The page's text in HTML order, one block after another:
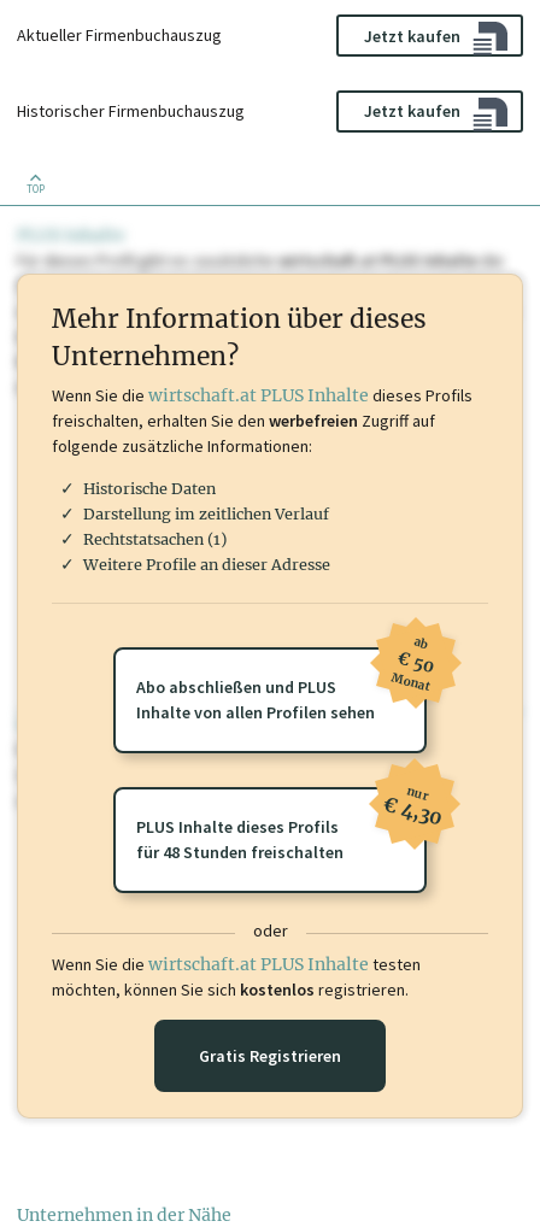
Aktueller Firmenbuchauszug Jetzt kaufen
Historischer Firmenbuchauszug Jetzt kaufen
TOP
PLUS Inhalte
Für dieses Profil gibt es zusätzlichewirtschaft.at PLUS Inhaltedie
Sie momentan nicht einsehen können. Schalten Sie dieses Profil frei
oder loggen Sie sich ein um diese Inhalte zu sehen. wirtschaft.at PLUS
Marken, Patente, Rechtstatsachen, OTS-Aussendungen, und viele
mehr.
wirtschaft.at PLUS
Für dieses Profil gibt es zusätzlichewirtschaft.at PLUS Inhalte
Sie momentan nicht einsehen können. Schalten Sie dieses Profil frei
oder loggen Sie sich ein um diese Inhalte zu sehen.
Mehr Information über dieses
Unternehmen?
Wenn Sie die wirtschaft.at PLUS Inhalte dieses Profils
freischalten, erhalten Sie den werbefreien Zugriff auf
folgende zusätzliche Informationen:
Historische Daten
Darstellung im zeitlichen Verlauf
Rechtstatsachen (1)
Weitere Profile an dieser Adresse
Abo abschließen und PLUS
Inhalte von allen Profilen sehen
ab
€ 50
Monat
PLUS Inhalte dieses Profils
für 48 Stunden freischalten
nur
€ 4,30
oder
Wenn Sie die wirtschaft.at PLUS Inhalte testen
möchten, können Sie sich kostenlos registrieren.
Gratis Registrieren
Unternehmen in der Nähe